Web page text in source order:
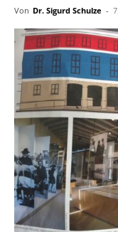
Von Dr. Sigurd Schulze -